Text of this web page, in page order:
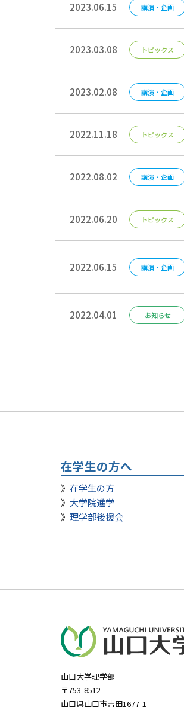
2023.06.15 講演・企画
2023.03.08 トピックス
2023.02.08 講演・企画
2022.11.18 トピックス
2022.08.02 講演・企画
2022.06.20 トピックス
2022.06.15 講演・企画
2022.04.01 お知らせ
在学生の方へ
在学生の方
大学院進学
理学部後援会
山口大学理学部
〒753-8512
山口県山口市吉田1677-1